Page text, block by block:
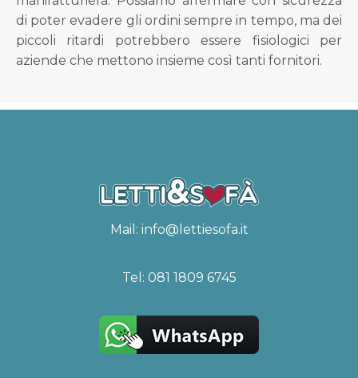
di poter evadere gli ordini sempre in tempo, ma dei
piccoli ritardi potrebbero essere fisiologici per
aziende che mettono insieme così tanti fornitori.
Mail: info@lettiesofa.it
Tel: 081 1809 6745